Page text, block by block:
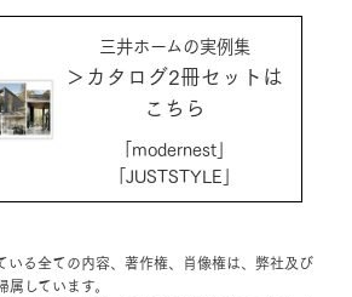
三井ホームの実例集
＞カタログ2冊セットは
こちら
「modernest」
「JUSTSTYLE」
いる全ての内容、著作権、肖像権は、弊社及び
しています。